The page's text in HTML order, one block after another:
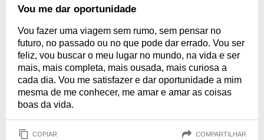
Vou me dar oportunidade
Vou fazer uma viagem sem rumo, sem pensar no
futuro, no passado ou no que pode dar errado. Vou ser
feliz, vou buscar o meu lugar no mundo, na vida e ser
mais, mais completa, mais ousada, mais curiosa a
cada dia. Vou me satisfazer e dar oportunidade a mim
mesma de me conhecer, me amar e amar as coisas
boas da vida.
COPIAR COMPARTILHAR